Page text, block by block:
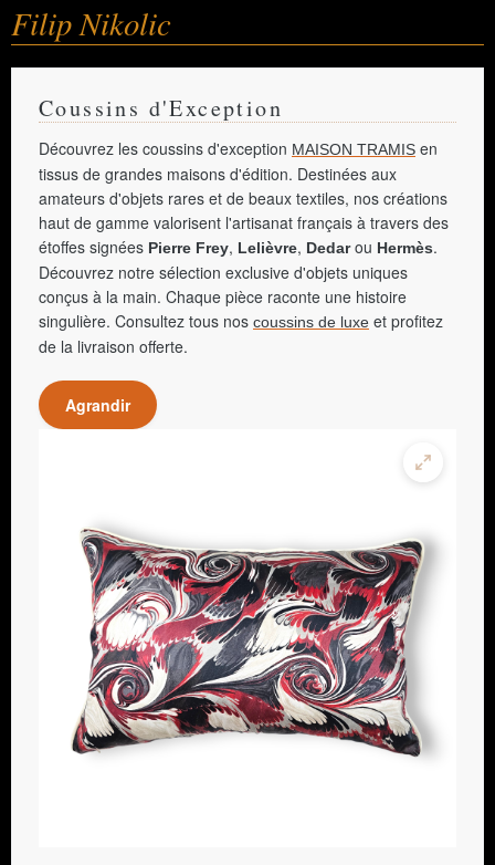
Filip Nikolic
Coussins d'Exception
Découvrez les coussins d'exception MAISON TRAMIS en
tissus de grandes maisons d'édition. Destinées aux
amateurs d'objets rares et de beaux textiles, nos créations
haut de gamme valorisent l'artisanat français à travers des
étoffes signées Pierre Frey, Lelièvre, Dedarou Hermès.
Découvrez notre sélection exclusive d'objets uniques
conçus à la main. Chaque pièce raconte une histoire
singulière. Consultez tous nos coussins de luxe et profitez
de la livraison offerte.
Agrandir